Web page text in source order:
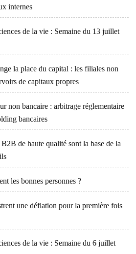
internes
de la vie : Semaine du 13 juillet
la place du capital : les filiales non
de capitaux propres
non bancaire : arbitrage réglementaire
bancaires
de haute qualité sont la base de la
les bonnes personnes ?
une déflation pour la première fois
de la vie : Semaine du 6 juillet